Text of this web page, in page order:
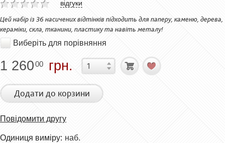
відгуки
Цей набір із 36 насичених відтінків підходить для паперу, каменю, дерева,
кераміки, скла, тканини, пластику та навіть металу!
Виберіть для порівняння
1 26000 грн.
Додати до корзини
Повідомити другу
Одиниця виміру: наб.